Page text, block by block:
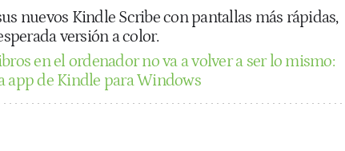
nuevos Kindle Scribe con pantallas más rápidas,
versión a color.
en el ordenador no va a volver a ser lo mismo:
app de Kindle para Windows